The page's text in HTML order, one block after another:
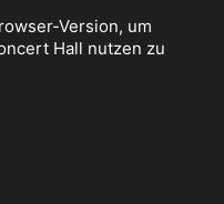
Version, um
Hall nutzen zu